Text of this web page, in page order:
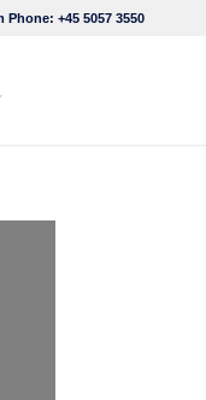
Phone: +45 5057 3550